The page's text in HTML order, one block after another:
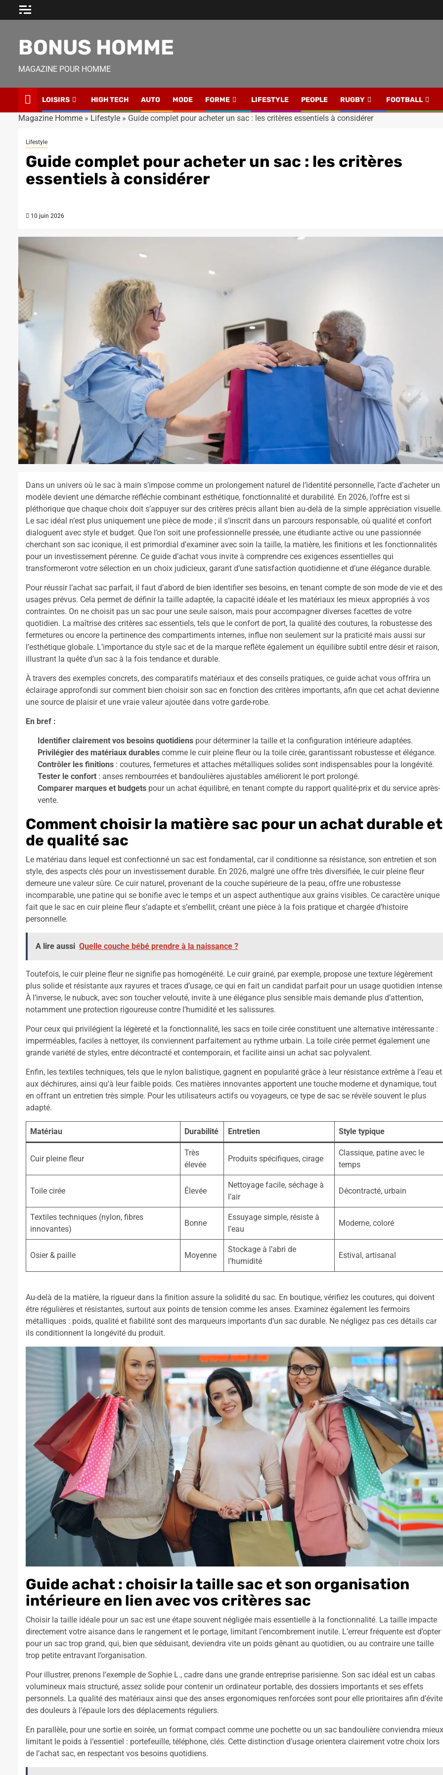
BONUS HOMME
MAGAZINE POUR HOMME
LOISIRS HIGH TECH AUTO MODE FORME LIFESTYLE PEOPLE RUGBY FOOTBALL
Magazine Homme » Lifestyle » Guide complet pour acheter un sac : les critères essentiels à considérer
Lifestyle
Guide complet pour acheter un sac : les critères
essentiels à considérer
10 juin 2026
Dans un univers où le sac à main s’impose comme un prolongement naturel de l’identité personnelle, l’acte d’acheter un
modèle devient une démarche réfléchie combinant esthétique, fonctionnalité et durabilité. En 2026, l’offre est si
pléthorique que chaque choix doit s’appuyer sur des critères précis allant bien au-delà de la simple appréciation visuelle.
Le sac idéal n’est plus uniquement une pièce de mode ; il s’inscrit dans un parcours responsable, où qualité et confort
dialoguent avec style et budget. Que l’on soit une professionnelle pressée, une étudiante active ou une passionnée
cherchant son sac iconique, il est primordial d’examiner avec soin la taille, la matière, les finitions et les fonctionnalités
pour un investissement pérenne. Ce guide d’achat vous invite à comprendre ces exigences essentielles qui
transformeront votre sélection en un choix judicieux, garant d’une satisfaction quotidienne et d’une élégance durable.
Pour réussir l’achat sac parfait, il faut d’abord de bien identifier ses besoins, en tenant compte de son mode de vie et des
usages prévus. Cela permet de définir la taille adaptée, la capacité idéale et les matériaux les mieux appropriés à vos
contraintes. On ne choisit pas un sac pour une seule saison, mais pour accompagner diverses facettes de votre
quotidien. La maîtrise des critères sac essentiels, tels que le confort de port, la qualité des coutures, la robustesse des
fermetures ou encore la pertinence des compartiments internes, influe non seulement sur la praticité mais aussi sur
l’esthétique globale. L’importance du style sac et de la marque reflète également un équilibre subtil entre désir et raison,
illustrant la quête d’un sac à la fois tendance et durable.
À travers des exemples concrets, des comparatifs matériaux et des conseils pratiques, ce guide achat vous offrira un
éclairage approfondi sur comment bien choisir son sac en fonction des critères importants, afin que cet achat devienne
une source de plaisir et une vraie valeur ajoutée dans votre garde-robe.
En bref :
Identifier clairement vos besoins quotidiens pour déterminer la taille et la configuration intérieure adaptées.
Privilégier des matériaux durables comme le cuir pleine fleur ou la toile cirée, garantissant robustesse et élégance.
Contrôler les finitions : coutures, fermetures et attaches métalliques solides sont indispensables pour la longévité.
Tester le confort : anses rembourrées et bandoulières ajustables améliorent le port prolongé.
Comparer marques et budgets pour un achat équilibré, en tenant compte du rapport qualité-prix et du service après-
vente.
Comment choisir la matière sac pour un achat durable et
de qualité sac
Le matériau dans lequel est confectionné un sac est fondamental, car il conditionne sa résistance, son entretien et son
style, des aspects clés pour un investissement durable. En 2026, malgré une offre très diversifiée, le cuir pleine fleur
demeure une valeur sûre. Ce cuir naturel, provenant de la couche supérieure de la peau, offre une robustesse
incomparable, une patine qui se bonifie avec le temps et un aspect authentique aux grains visibles. Ce caractère unique
fait que le sac en cuir pleine fleur s’adapte et s’embellit, créant une pièce à la fois pratique et chargée d’histoire
personnelle.
A lire aussi Quelle couche bébé prendre à la naissance ?
Toutefois, le cuir pleine fleur ne signifie pas homogénéité. Le cuir grainé, par exemple, propose une texture légèrement
plus solide et résistante aux rayures et traces d’usage, ce qui en fait un candidat parfait pour un usage quotidien
À l’inverse, le nubuck, avec son toucher velouté, invite à une élégance plus sensible mais demande plus d’attention,
notamment une protection rigoureuse contre l’humidité et les salissures.
Pour ceux qui privilégient la légèreté et la fonctionnalité, les sacs en toile cirée constituent une alternative intéressante :
imperméables, faciles à nettoyer, ils conviennent parfaitement au rythme urbain. La toile cirée permet également une
grande variété de styles, entre décontracté et contemporain, et facilite ainsi un achat sac polyvalent.
Enfin, les textiles techniques, tels que le nylon balistique, gagnent en popularité grâce à leur résistance extrême à l’eau et
aux déchirures, ainsi qu’à leur faible poids. Ces matières innovantes apportent une touche moderne et dynamique, tout
en offrant un entretien très simple. Pour les utilisateurs actifs ou voyageurs, ce type de sac se révèle souvent le plus
adapté.
Matériau Durabilité Entretien Style typique
Cuir pleine fleur
Très
élevée
Produits spécifiques, cirage
Classique, patine avec le
temps
Toile cirée Élevée
Nettoyage facile, séchage à
l’air
Décontracté, urbain
Textiles techniques (nylon, fibres
innovantes)
Bonne
Essuyage simple, résiste à
l’eau
Moderne, coloré
Osier & paille Moyenne
Stockage à l’abri de
l’humidité
Estival, artisanal
Au-delà de la matière, la rigueur dans la finition assure la solidité du sac. En boutique, vérifiez les coutures, qui doivent
être régulières et résistantes, surtout aux points de tension comme les anses. Examinez également les fermoirs
métalliques : poids, qualité et fiabilité sont des marqueurs importants d’un sac durable. Ne négligez pas ces détails car
ils conditionnent la longévité du produit.
Guide achat : choisir la taille sac et son organisation
intérieure en lien avec vos critères sac
Choisir la taille idéale pour un sac est une étape souvent négligée mais essentielle à la fonctionnalité. La taille impacte
directement votre aisance dans le rangement et le portage, limitant l’encombrement inutile. L’erreur fréquente est d’opter
pour un sac trop grand, qui, bien que séduisant, deviendra vite un poids gênant au quotidien, ou au contraire une taille
trop petite entravant l’organisation.
Pour illustrer, prenons l’exemple de Sophie L., cadre dans une grande entreprise parisienne. Son sac idéal est un cabas
volumineux mais structuré, assez solide pour contenir un ordinateur portable, des dossiers importants et ses effets
personnels. La qualité des matériaux ainsi que des anses ergonomiques renforcées sont pour elle prioritaires afin
des douleurs à l’épaule lors des déplacements réguliers.
En parallèle, pour une sortie en soirée, un format compact comme une pochette ou un sac bandoulière conviendra
limitant le poids à l’essentiel : portefeuille, téléphone, clés. Cette distinction d’usage orientera clairement votre choix lors
de l’achat sac, en respectant vos besoins quotidiens.